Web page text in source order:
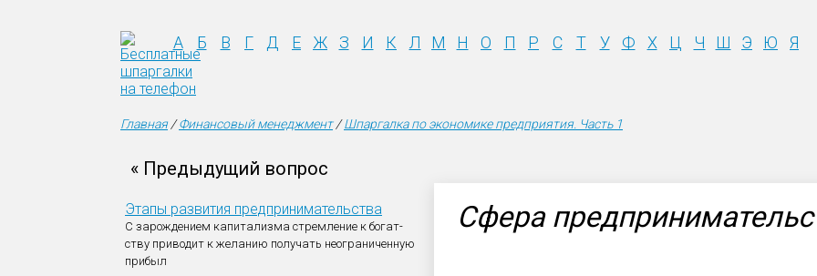
А Б В Г Д Е Ж З И К Л М Н О П Р С Т У Ф Х Ц Ч Ш Э Ю Я
Главная/Финансовый менеджмент/Шпаргалка по экономике предприятия. Часть 1
« Предыдущий вопрос
Этапы развития предпринимательства
С зарождением капитализма стремление к богат-
ству приводит к желанию получать неограниченную
прибыл
Сфера